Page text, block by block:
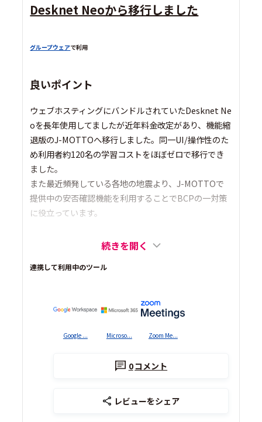
Desknet Neoから移行しました
グループウェアで利用
良いポイント
ウェブホスティングにバンドルされていたDesknet Ne
oを長年使用してましたが近年料金改定があり、機能縮
退版のJ-MOTTOへ移行しました。同一UI/操作性のた
め利用者約120名の学習コストをほぼゼロで移行でき
ました。
また最近頻発している各地の地震より、J-MOTTOで
提供中の安否確認機能を利用することでBCPの一対策
に役立っています。
続きを開く
連携して利用中のツール
Google ... Microso... Zoom Me...
0コメント
レビューをシェア